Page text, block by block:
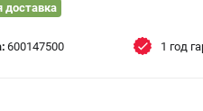
доставка
600147500 1 год